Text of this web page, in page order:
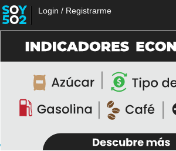
Login / Registrarme